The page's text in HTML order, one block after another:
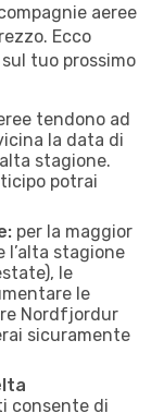
aeree
Ecco
tuo prossimo
tendono ad
la data di
stagione.
potrai
per la maggior
stagione
le
le
Nordfjordur
sicuramente
consente di